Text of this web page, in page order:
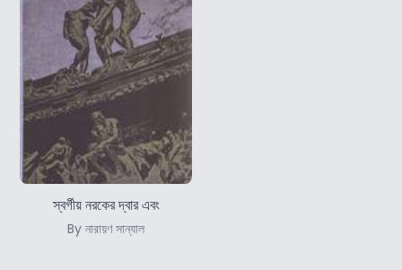
স্বর্গীয় নরকের দ্বার এবং
By নারায়ণ সান্যাল